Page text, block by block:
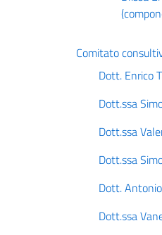
Comitato
Dott. Enrico
Dott.ssa
Dott.ssa
Dott.ssa
Dott.
Dott.ssa